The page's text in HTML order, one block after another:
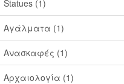
Statues (1)
Αγάλματα (1)
Ανασκαφές (1)
Αρχαιολογία (1)